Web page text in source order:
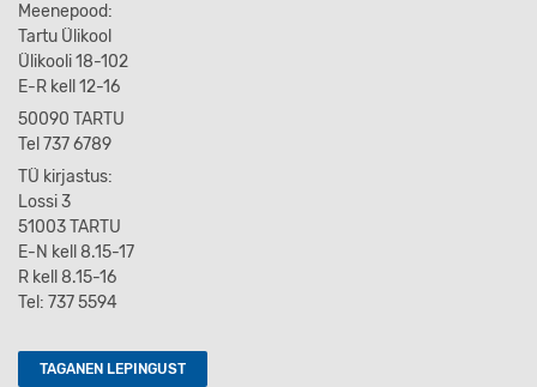
Meenepood:
Tartu Ülikool
Ülikooli 18-102
E-R kell 12-16
50090 TARTU
Tel 737 6789
TÜ kirjastus:
Lossi 3
51003 TARTU
E-N kell 8.15-17
R kell 8.15-16
Tel: 737 5594
TAGANEN LEPINGUST